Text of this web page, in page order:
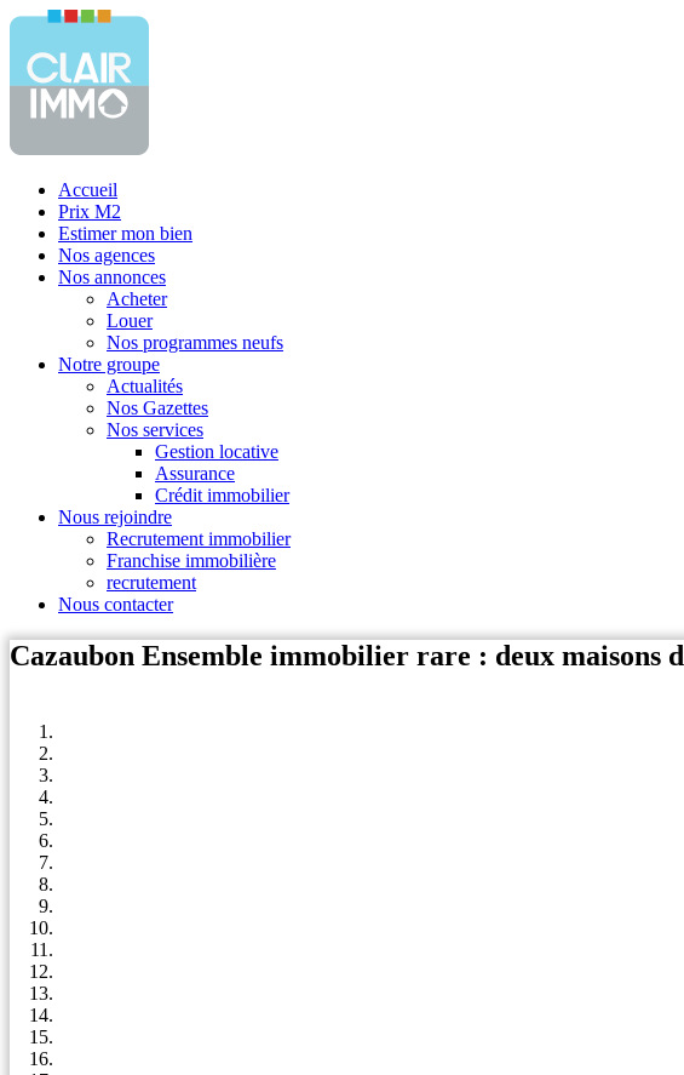
Accueil
Prix M2
Estimer mon bien
Nos agences
Nos annonces
Acheter
Louer
Nos programmes neufs
Notre groupe
Actualités
Nos Gazettes
Nos services
Gestion locative
Assurance
Crédit immobilier
Nous rejoindre
Recrutement immobilier
Franchise immobilière
recrutement
Nous contacter
Cazaubon Ensemble immobilier rare : deux maisons